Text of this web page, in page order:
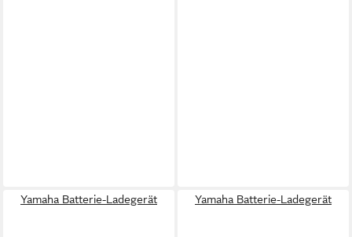
Yamaha Batterie-Ladegerät Yamaha Batterie-Ladegerät